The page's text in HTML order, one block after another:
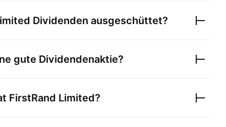
Dividenden ausgeschüttet?
gute Dividendenaktie?
FirstRand Limited?